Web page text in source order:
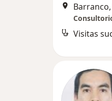
Visitas